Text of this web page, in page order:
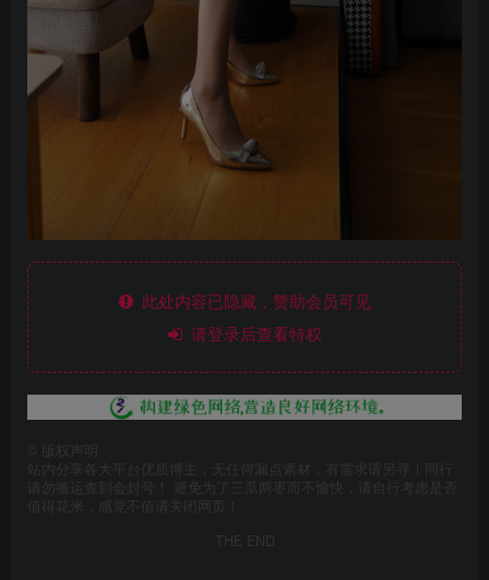
此处内容已隐藏，赞助会员可见
请登录后查看特权
版权声明
站内分享各大平台优质博主，无任何漏点素材，有需求请另寻！同行
请勿搬运查到会封号！ 避免为了三瓜两枣而不愉快，请自行考虑是否
值得花米，感觉不值请关闭网页！
THE END